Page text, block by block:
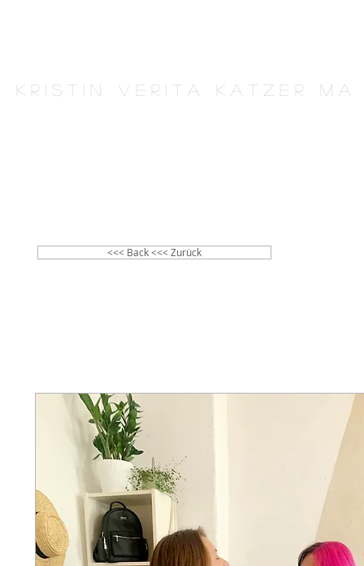
K r i s t i n V e r i t a K a t z e r M A
<<< Back <<< Zurück